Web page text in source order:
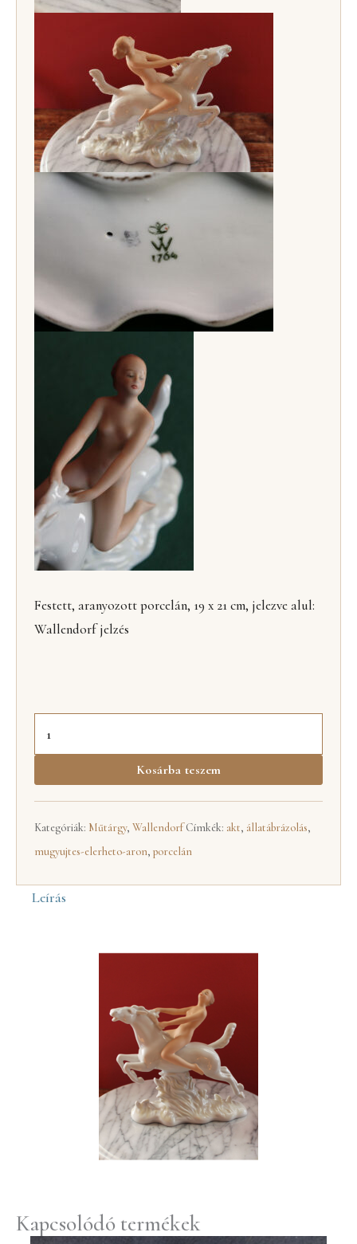
Festett, aranyozott porcelán, 19 x 21 cm, jelezve alul:
Wallendorf jelzés
Kosárba teszem
Kategóriák: Műtárgy, Wallendorf Címkék: akt, állatábrázolás,
mugyujtes-elerheto-aron, porcelán
Leírás
Kapcsolódó termékek